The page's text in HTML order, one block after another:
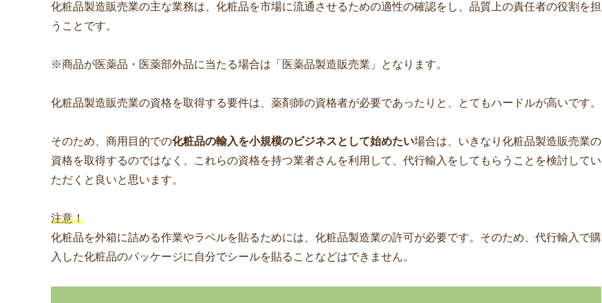
化粧品製造販売業の主な業務は、化粧品を市場に流通させるための適性の確認をし、品質上の責任者の役割を担
うことです。
※商品が医薬品・医薬部外品に当たる場合は「医薬品製造販売業」となります。
化粧品製造販売業の資格を取得する要件は、薬剤師の資格者が必要であったりと、とてもハードルが高いです。
そのため、商用目的での化粧品の輸入を小規模のビジネスとして始めたい場合は、いきなり化粧品製造販売業の
資格を取得するのではなく、これらの資格を持つ業者さんを利用して、代行輸入をしてもらうことを検討してい
ただくと良いと思います。
注意！
化粧品を外箱に詰める作業やラベルを貼るためには、化粧品製造業の許可が必要です。そのため、代行輸入で購
入した化粧品のパッケージに自分でシールを貼ることなどはできません。